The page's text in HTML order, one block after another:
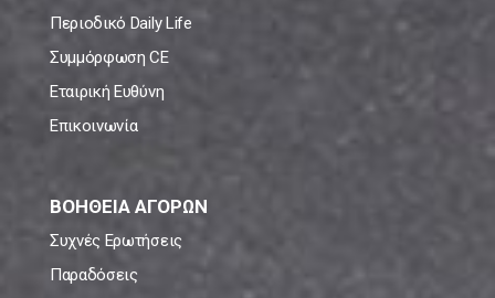
Περιοδικό Daily Life
Συμμόρφωση CE
Εταιρική Ευθύνη
Επικοινωνία
ΒΟΗΘΕΙΑ ΑΓΟΡΩΝ
Συχνές Ερωτήσεις
Παραδόσεις